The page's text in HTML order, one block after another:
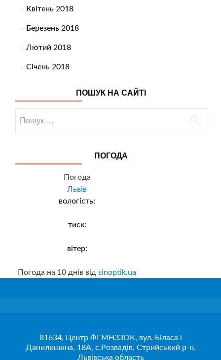
Квітень 2018
Березень 2018
Лютий 2018
Січень 2018
ПОШУК НА САЙТІ
ПОГОДА
Погода
Львів
вологість:
тиск:
вітер:
Погода на 10 днів від sinoptik.ua
81634, Центр ФГМНЗЗОК, вул. Біласа і
Данилишина, 18А, с.Розвадів, Стрийський р-н,
Львівська область